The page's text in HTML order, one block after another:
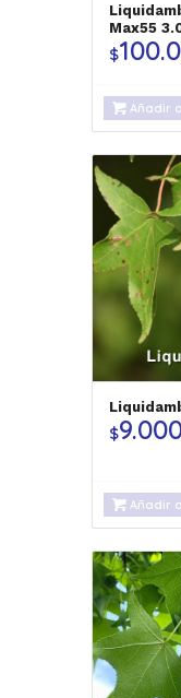
Max55
$
Añadir
$
Añadir